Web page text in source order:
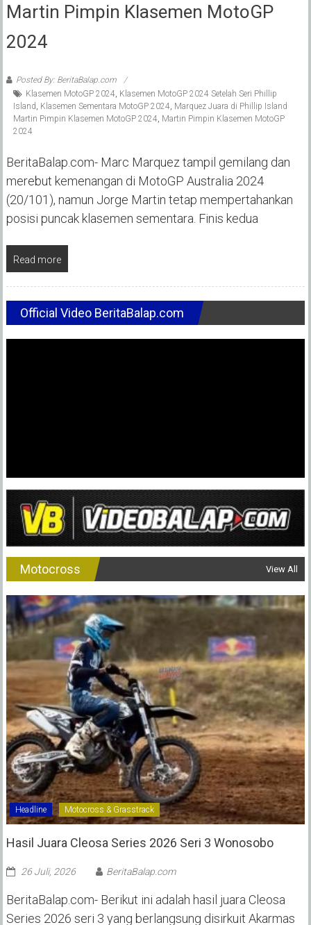
Martin Pimpin Klasemen MotoGP
2024
Posted By: BeritaBalap.com
Klasemen MotoGP 2024, Klasemen MotoGP 2024 Setelah Seri Phillip
Island, Klasemen Sementara MotoGP 2024, Marquez Juara di Phillip Island
Martin Pimpin Klasemen MotoGP 2024, Martin Pimpin Klasemen MotoGP
2024
BeritaBalap.com- Marc Marquez tampil gemilang dan
merebut kemenangan di MotoGP Australia 2024
(20/101), namun Jorge Martin tetap mempertahankan
posisi puncak klasemen sementara. Finis kedua
Read more
Official Video BeritaBalap.com
Motocross View All
Headline Motocross & Grasstrack
Hasil Juara Cleosa Series 2026 Seri 3 Wonosobo ‎
26 Juli, 2026 BeritaBalap.com
BeritaBalap.com- Berikut ini adalah hasil juara Cleosa
Series 2026 seri 3 yang berlangsung disirkuit Akarmas